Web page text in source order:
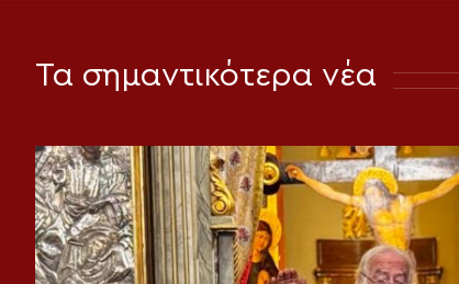
Τα σημαντικότερα νέα